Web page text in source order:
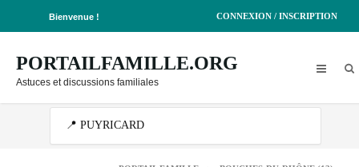
Bienvenue ! CONNEXION / INSCRIPTION
PORTAILFAMILLE.ORG
Astuces et discussions familiales